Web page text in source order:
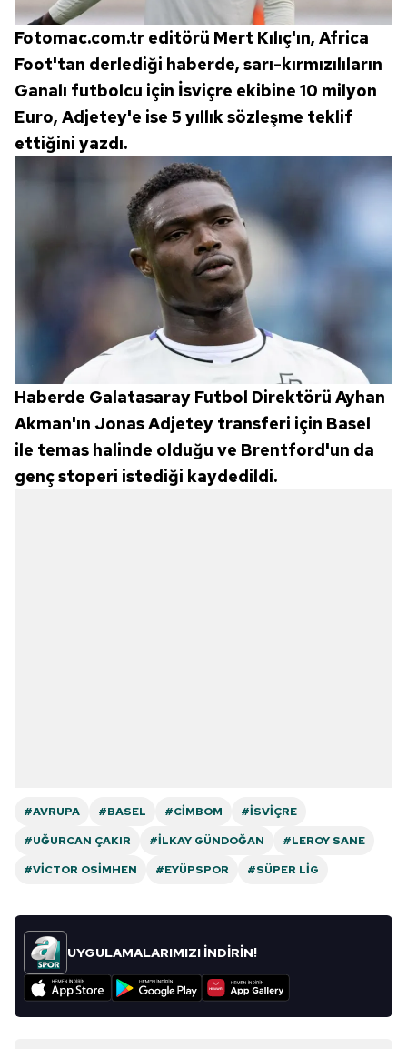
Fotomac.com.tr editörü Mert Kılıç'ın, Africa
Foot'tan derlediği haberde, sarı-kırmızılıların
Ganalı futbolcu için İsviçre ekibine 10 milyon
Euro, Adjetey'e ise 5 yıllık sözleşme teklif
ettiğini yazdı.
Haberde Galatasaray Futbol Direktörü Ayhan
Akman'ın Jonas Adjetey transferi için Basel
ile temas halinde olduğu ve Brentford'un da
genç stoperi istediği kaydedildi.
#AVRUPA #BASEL #CIMBOM
#İSVIÇRE
#UĞURCAN ÇAKIR
#İLKAY GÜNDOĞAN
#LEROY SANE
#VICTOR OSIMHEN
#EYÜPSPOR #SÜPER LIG
UYGULAMALARIMIZI İNDİRİN!